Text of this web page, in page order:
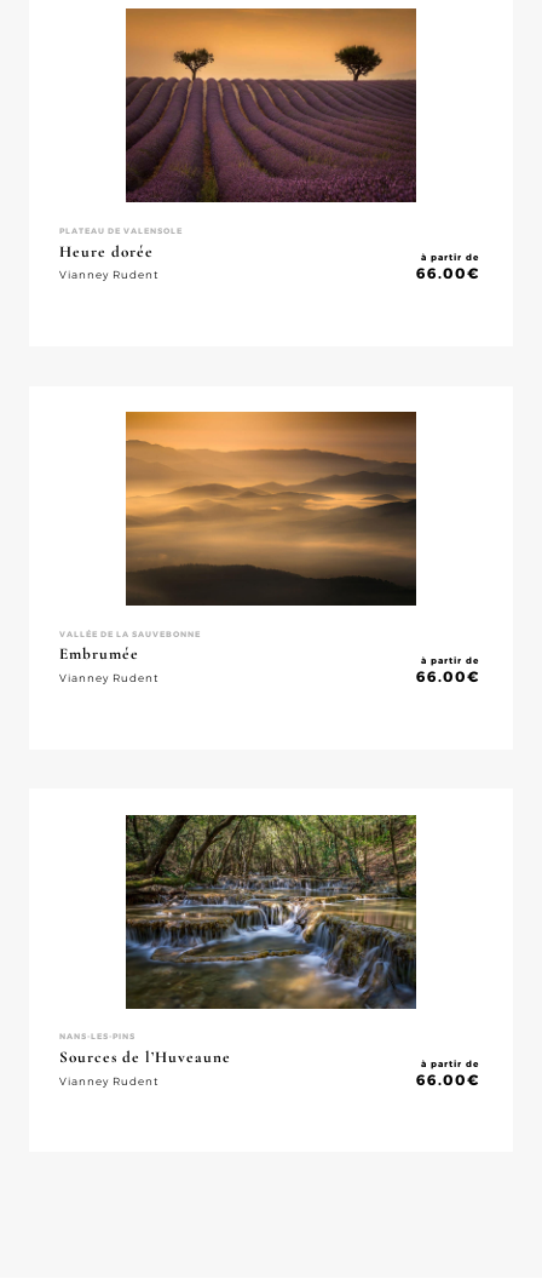
PLATEAU DE VALENSOLE
Heure dorée
Vianney Rudent
à partir de
66.00€
VALLÉE DE LA SAUVEBONNE
Embrumée
Vianney Rudent
à partir de
66.00€
NANS-LES-PINS
Sources de l’Huveaune
Vianney Rudent
à partir de
66.00€